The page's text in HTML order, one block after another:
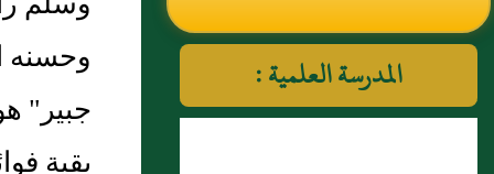
النووي رحمهم الله تعالى
المدرسة العلمية :
وحسنه
جبير"